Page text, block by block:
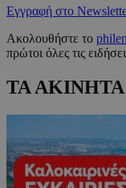
Εγγραφή στο
Ακολουθήστε το
πρώτοι όλες τις
ΤΑ